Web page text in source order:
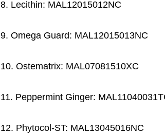
8. Lecithin: MAL12015012NC
9. Omega Guard: MAL12015013NC
10. Ostematrix: MAL07081510XC
11. Peppermint Ginger:
12. Phytocol-ST: MAL13045016NC